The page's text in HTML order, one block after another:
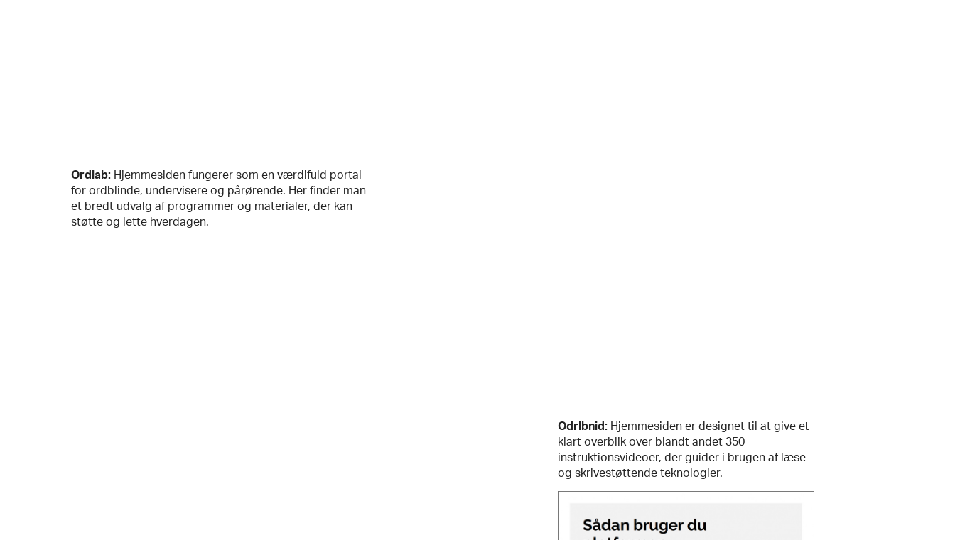
Ordlab: Hjemmesiden fungerer som en værdifuld portal
for ordblinde, undervisere og pårørende. Her finder man
et bredt udvalg af programmer og materialer, der kan
støtte og lette hverdagen.
Odrlbnid:Hjemmesiden er designet til at give et
klart overblik over blandt andet 350
instruktionsvideoer, der guider i brugen af læse-
og skrivestøttende teknologier.